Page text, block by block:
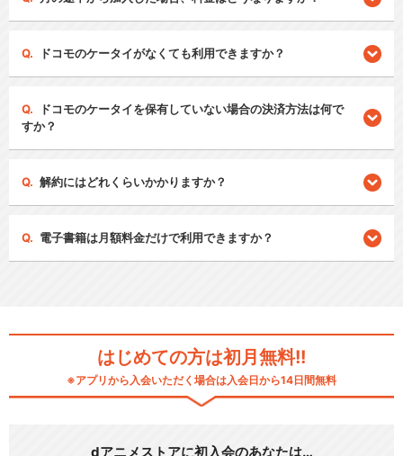
ドコモのケータイがなくても利用できますか？
ドコモのケータイを保有していない場合の決済方法は何で
すか？
解約にはどれくらいかかりますか？
電子書籍は月額料金だけで利用できますか？
はじめての方は初月無料!!
※アプリから入会いただく場合は入会日から14日間無料
dアニメストアに初入会のあなたは…